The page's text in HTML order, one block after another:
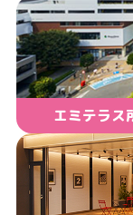
エミテラス